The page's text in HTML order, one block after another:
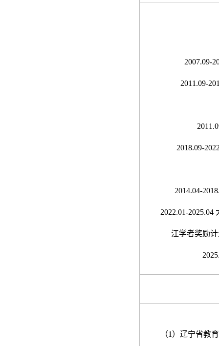
2007.09-
2011.09-
2018.09-
2014.04-
2022.01-2025.04
江学者奖励
（1 ）辽宁省教